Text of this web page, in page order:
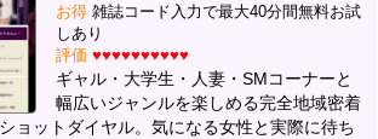
お得 雑誌コード入力で最大40分間無料お試
しあり
評価 ♥♥♥♥♥♥♥♥♥♥
ギャル・大学生・人妻・SMコーナーと
幅広いジャンルを楽しめる完全地域密着
ョットダイヤル。気になる女性と実際に待ち